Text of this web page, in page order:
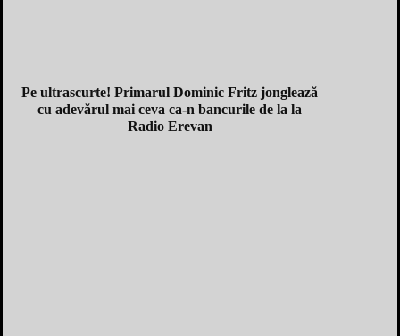
Pe ultrascurte! Primarul Dominic Fritz jonglează
cu adevărul mai ceva ca-n bancurile de la la
Radio Erevan